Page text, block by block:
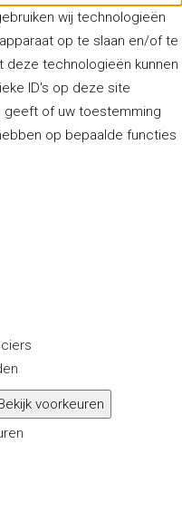
wij technologieën
op te slaan en/of te
deze technologieën kunnen
ID's op deze site
geeft of uw toestemming
op bepaalde functies
voorkeuren